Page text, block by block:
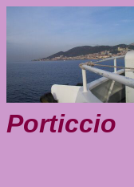
Porticcio